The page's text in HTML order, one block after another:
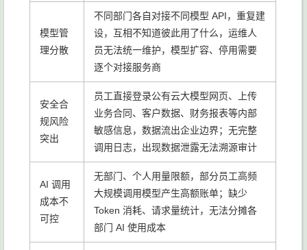
模型管
理分散
不同部门各自对接不同模型 API，重复建
设，互相不知道彼此用了什么，运维人
员无法统一维护，模型扩容、停用需要
逐个对接服务商
安全合
规风险
突出
员工直接登录公有云大模型网页、上传
业务合同、客户数据、财务报表等内部
敏感信息，数据流出企业边界；无完整
调用日志，出现数据泄露无法溯源审计
AI 调用
成本不
可控
无部门、个人用量限额，部分员工高频
大规模调用模型产生高额账单；缺少
Token 消耗、请求量统计，无法分摊各
部门 AI 使用成本